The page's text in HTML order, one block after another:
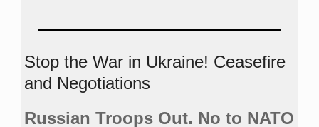
Stop the War in Ukraine! Ceasefire
and Negotiations
Russian Troops Out. No to NATO